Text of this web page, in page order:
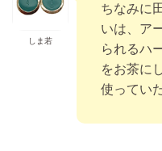
しま若
ちなみに
いは、ア
られるハ
をお茶に
使ってい